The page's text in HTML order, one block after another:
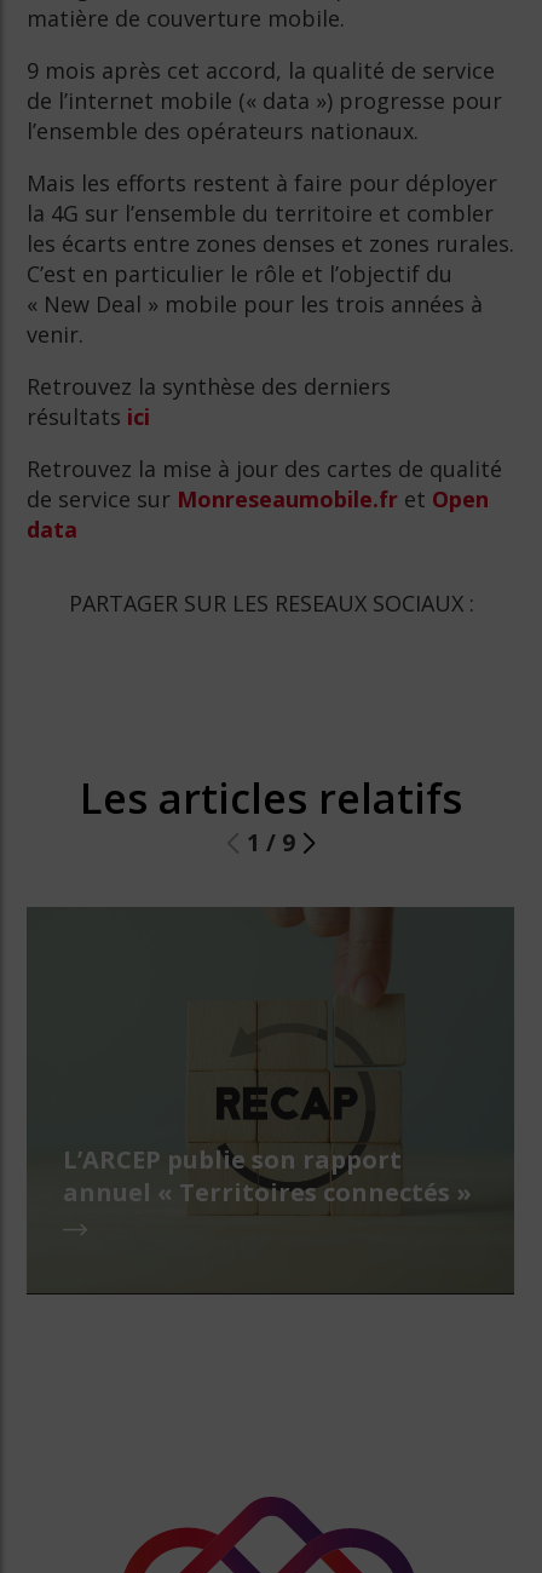
matière de couverture mobile.
9 mois après cet accord, la qualité de service
de l’internet mobile (« data ») progresse pour
l’ensemble des opérateurs nationaux.
Mais les efforts restent à faire pour déployer
la 4G sur l’ensemble du territoire et combler
les écarts entre zones denses et zones rurales.
C’est en particulier le rôle et l’objectif du
« New Deal » mobile pour les trois années à
venir.
Retrouvez la synthèse des derniers
résultats ici
Retrouvez la mise à jour des cartes de qualité
de service sur Monreseaumobile.fr et Open
data
PARTAGER SUR LES RESEAUX SOCIAUX :
Les articles relatifs
1 / 9
L’ARCEP publie son rapport
annuel « Territoires connectés »